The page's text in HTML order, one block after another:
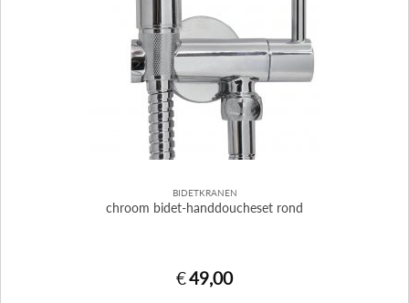
BIDETKRANEN
chroom bidet-handdoucheset rond
€49,00